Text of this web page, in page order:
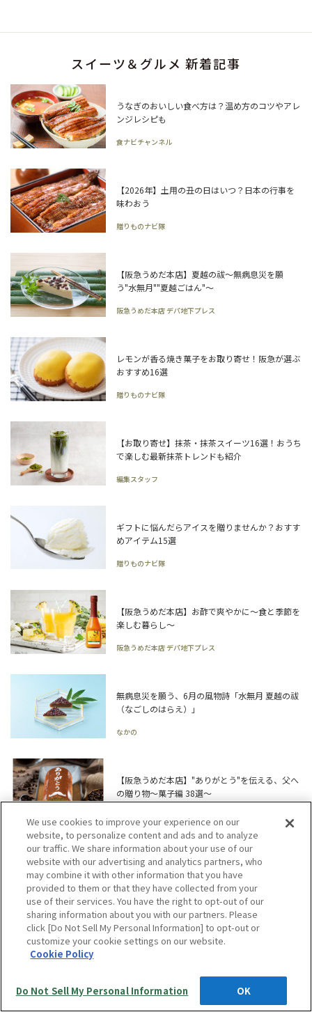
スイーツ＆グルメ 新着記事
うなぎのおいしい食べ方は？温め方のコツやアレ
ンジレシピも
食ナビチャンネル
【2026年】土用の丑の日はいつ？日本の行事を
味わおう
贈りものナビ隊
【阪急うめだ本店】夏越の祓～無病息災を願
う"水無月""夏越ごはん"～
阪急うめだ本店 デパ地下プレス
レモンが香る焼き菓子をお取り寄せ！阪急が選ぶ
おすすめ16選
贈りものナビ隊
【お取り寄せ】抹茶・抹茶スイーツ16選！おうち
で楽しむ最新抹茶トレンドも紹介
編集スタッフ
ギフトに悩んだらアイスを贈りませんか？おすす
めアイテム15選
贈りものナビ隊
【阪急うめだ本店】お酢で爽やかに～食と季節を
楽しむ暮らし～
阪急うめだ本店 デパ地下プレス
無病息災を願う、6月の風物詩「水無月 夏越の祓
（なごしのはらえ）」
なかの
【阪急うめだ本店】"ありがとう"を伝える、父へ
の贈り物～菓子編 38選～
阪急うめだ本店 デパ地下プレス
【阪急うめだ本店】"ありがとう"を伝える、父へ
の贈りもの～グルメ編 52選～
阪急うめだ本店 デパ地下プレス
もっと見る
We use cookies to improve your experience on our
website, to personalize content and ads and to analyze
our traffic. We share information about your use of our
website with our advertising and analytics partners, who
may combine it with other information that you have
provided to them or that they have collected from your
use of their services. You have the right to opt-out of our
sharing information about you with our partners. Please
click [Do Not Sell My Personal Information] to opt-out or
customize your cookie settings on our website.
Cookie Policy
Do Not Sell My Personal Information OK